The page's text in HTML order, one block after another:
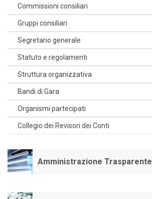
Commissioni consiliari
Gruppi consiliari
Segretario generale
Statuto e regolamenti
Struttura organizzativa
Bandi di Gara
Organismi partecipati
Collegio dei Revisori dei Conti
Amministrazione Trasparente